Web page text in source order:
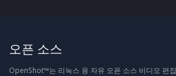
오픈 소스
OpenShot™는 리눅스 용 자유 오픈 소스 비디오 편집